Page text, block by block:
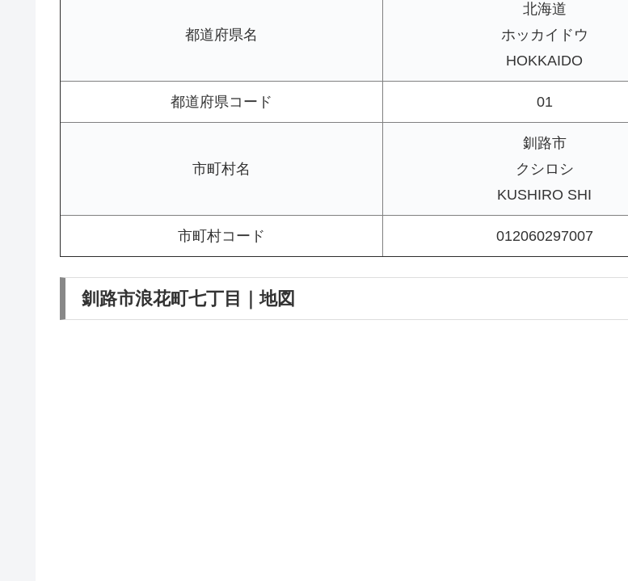
都道府県名
北海道
ホッカイドウ
HOKKAIDO
都道府県コード 01
市町村名
釧路市
クシロシ
KUSHIRO SHI
市町村コード 012060297007
釧路市浪花町七丁目｜地図